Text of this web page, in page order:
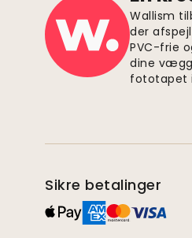
Wallism
der
PVC-frie
dine
fototapet
Sikre betalinger